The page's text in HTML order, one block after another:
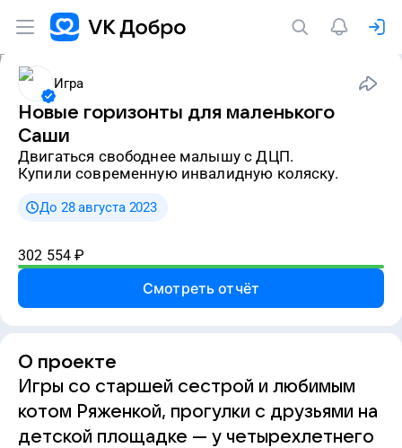
Игра
Новые горизонты для маленького
Саши
двигаться свободнее малышу с ДЦП.
Купили современную инвалидную коляску.
До 28 августа 2023
302 554 ₽
Смотреть отчёт
О проекте
Игры со старшей сестрой и любимым
котом Ряженкой, прогулки с друзьями на
детской площадке — у четырехлетнего